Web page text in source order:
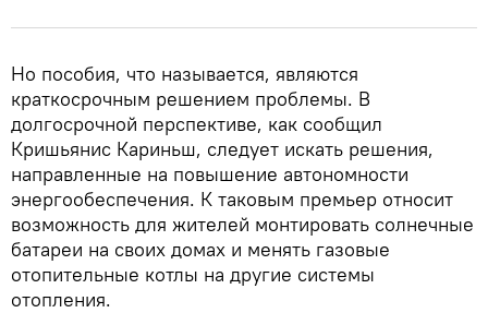
Но пособия, что называется, являются
краткосрочным решением проблемы. В
долгосрочной перспективе, как сообщил
Кришьянис Кариньш, следует искать решения,
направленные на повышение автономности
энергообеспечения. К таковым премьер относит
возможность для жителей монтировать солнечные
батареи на своих домах и менять газовые
отопительные котлы на другие системы
отопления.